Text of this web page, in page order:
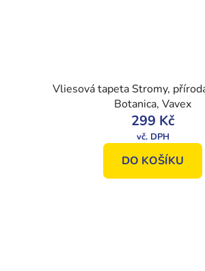
Vliesová tapeta Stromy,
Botanica, Vavex
299 Kč
DO KOŠÍKU